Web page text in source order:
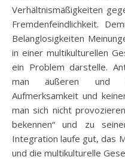
Verhältnismäßigkeiten
Fremdenfeindlichkeit.
Belanglosigkeiten
in einer multikulturellen
ein Problem darstelle.
man äußeren und
Aufmerksamkeit und
man sich nicht
bekennen“ und zu
Integration laufe gut, das
und die multikulturelle